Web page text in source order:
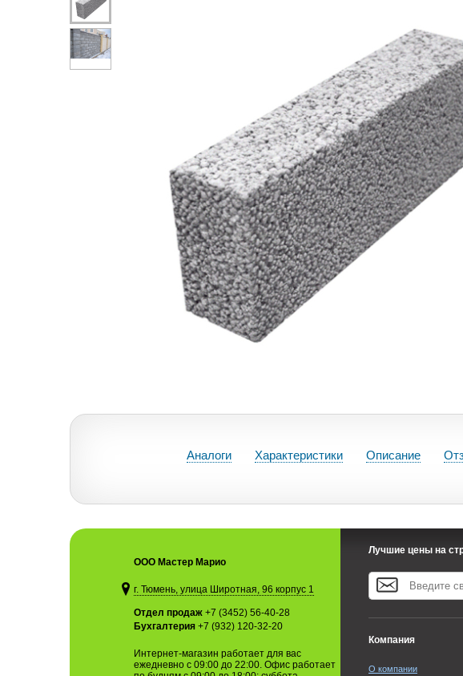
Аналоги Характеристики Описание
ООО Мастер Марио
г. Тюмень, улица Широтная, 96 корпус 1
Отдел продаж +7 (3452) 56-40-28
Бухгалтерия +7 (932) 120-32-20
Интернет-магазин работает для вас
ежедневно с 09:00 до 22:00. Офис работает
Лучшие цены на
Компания
О компании